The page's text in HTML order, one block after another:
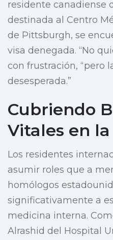
residente canadiense
destinada al Centro
de Pittsburgh, se
visa denegada. “No
con frustración, “pero
desesperada.”
Cubriendo
Vitales en
Los residentes
asumir roles que a
homólogos
significativamente a
medicina interna.
Alrashid del Hospital